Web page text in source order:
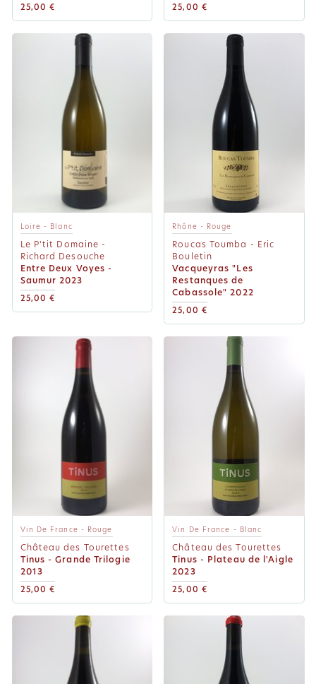
25,00 € 25,00 €
Loire - Blanc
Le P'tit Domaine -
Richard Desouche
Entre Deux Voyes -
Saumur 2023
25,00 €
Rhône - Rouge
Roucas Toumba - Eric
Bouletin
Vacqueyras "Les
Restanques de
Cabassole" 2022
25,00 €
Vin De France - Rouge
Château des Tourettes
Tinus - Grande Trilogie
2013
25,00 €
Vin De France - Blanc
Château des Tourettes
Tinus - Plateau de l'Aigle
2023
25,00 €